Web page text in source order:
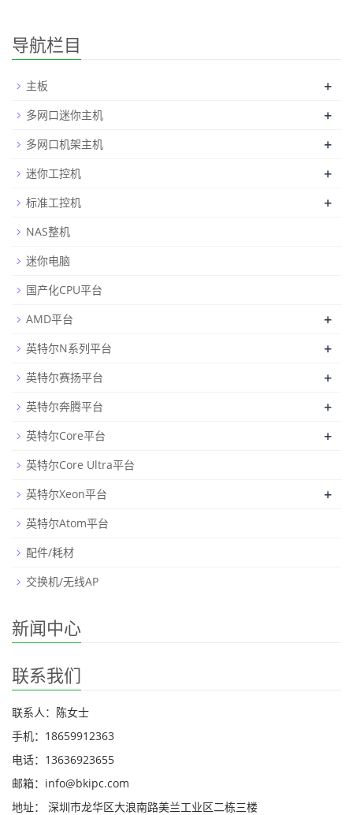
导航栏目
主板 +
多网口迷你主机 +
多网口机架主机 +
迷你工控机 +
标准工控机 +
NAS整机
迷你电脑
国产化CPU平台
AMD平台
+
英特尔N系列平台 +
英特尔赛扬平台 +
英特尔奔腾平台 +
英特尔Core平台 +
英特尔Core Ultra平台
英特尔Xeon平台
+
英特尔Atom平台
配件/耗材
交换机/无线AP
新闻中心
联系我们
联系人：陈女士
手机：18659912363
电话：13636923655
邮箱：info@bkipc.com
地址： 深圳市龙华区大浪南路美兰工业区二栋三楼